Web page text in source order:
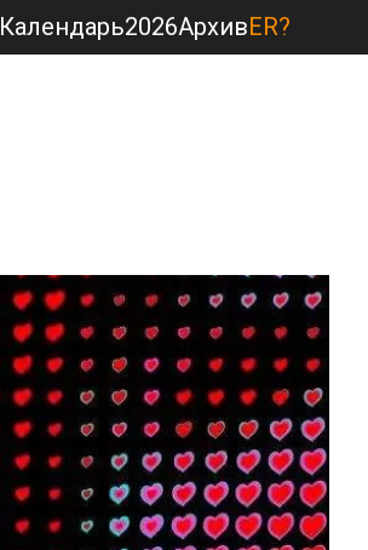
Календарь2026АрхивER?